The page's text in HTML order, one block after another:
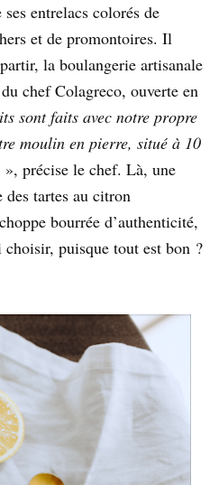
entrelacs colorés de
et de promontoires. Il
la boulangerie artisanale
chef Colagreco, ouverte en
sont faits avec notre propre
moulin en pierre, situé à 10
», précise le chef. Là, une
des tartes au citron
bourrée d’authenticité,
puisque tout est bon ?